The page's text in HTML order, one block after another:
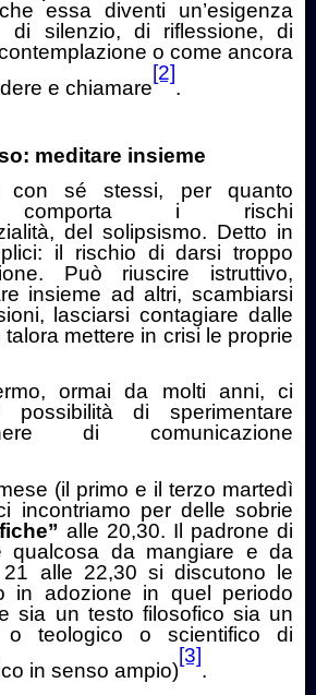
essa diventi un’esigenza
di silenzio, di riflessione, di
o come ancora
e chiamare
[2]
.
meditare insieme
con sé stessi, per quanto
comporta i rischi
del solipsismo. Detto in
il rischio di darsi troppo
Può riuscire istruttivo,
insieme ad altri, scambiarsi
lasciarsi contagiare dalle
mettere in crisi le proprie
ormai da molti anni, ci
possibilità di sperimentare
di comunicazione
(il primo e il terzo martedì
incontriamo per delle sobrie
alle 20,30. Il padrone di
qualcosa da mangiare e da
alle 22,30 si discutono le
in adozione in quel periodo
sia un testo filosofico sia un
o teologico o scientifico di
in senso ampio)
[3]
.